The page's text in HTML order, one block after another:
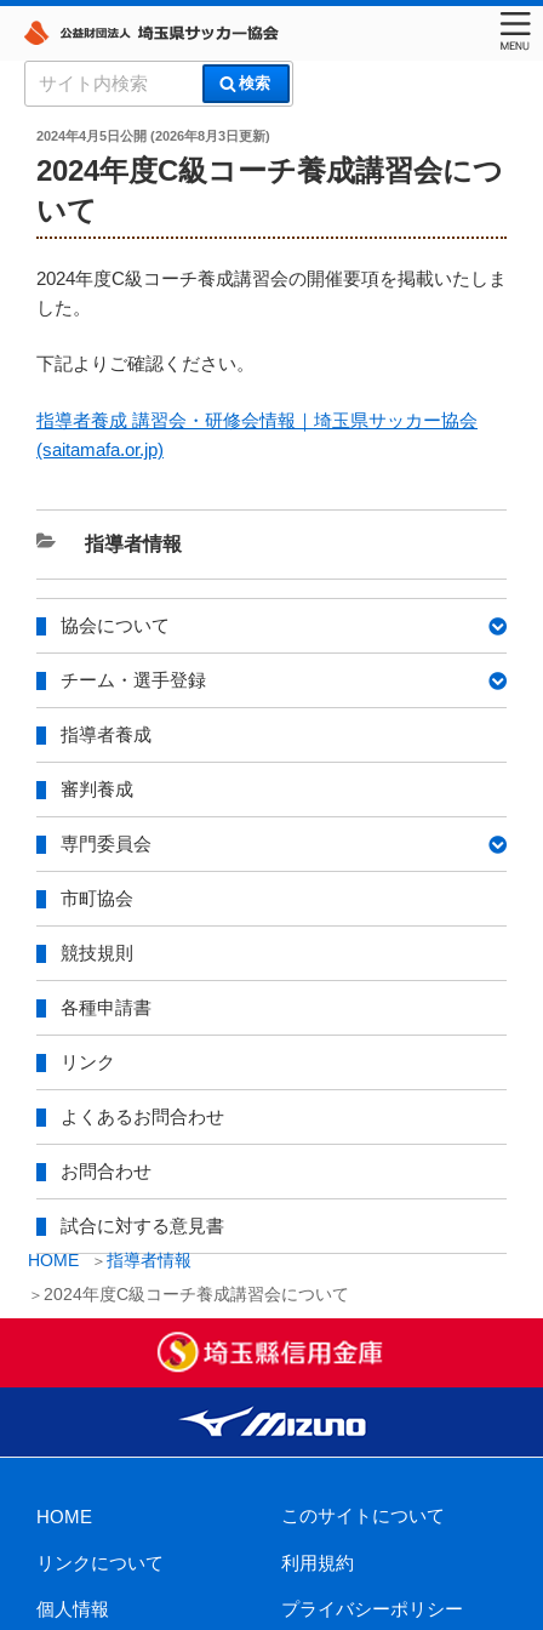
索:
検索
埼玉県サッカー協会
HOME
指導者情報
2024年度C級コーチ養成講習会について
投
稿
日:
2024年4月5日公開 (2026年8月3日更新)
2024年度C級コーチ養成講習会につ
いて
2024年度C級コーチ養成講習会の開催要項を掲載いたしま
した。
下記よりご確認ください。
指導者養成 講習会・研修会情報｜埼玉県サッカー協会
(saitamafa.or.jp)
カ
テ
リ
指導者情報
協会について
チーム・選手登録
指導者養成
審判養成
専門委員会
市町協会
競技規則
各種申請書
リンク
よくあるお問合わせ
お問合わせ
試合に対する意見書
HOME このサイトについて
リンクについて 利用規約
個人情報 プライバシーポリシー